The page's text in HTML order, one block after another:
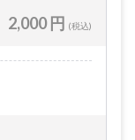
2,000 円 (税込)